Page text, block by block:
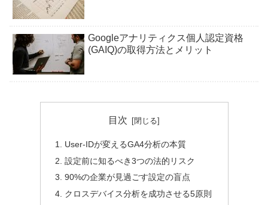
Googleアナリティクス個人認定資格
(GAIQ)の取得方法とメリット
目次
User-IDが変えるGA4分析の本質
設定前に知るべき3つの法的リスク
90%の企業が見過ごす設定の盲点
クロスデバイス分析を成功させる5原則